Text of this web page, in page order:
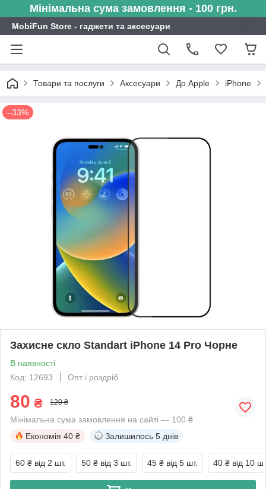
Мінімальна сума замовлення - 100 грн.
MobiFun Store - гаджети та аксесуари
Товари та послуги Аксесуари До Apple iPhone
–33%
Захисне скло Standart iPhone 14 Pro Чорне
В наявності
Код: 12693
Опт і роздріб
80 ₴ 120 ₴
Мінімальна сума замовлення на сайті — 100 ₴
Економія 40 ₴ Залишилось 5 днів
60 ₴ від 2 шт. 50 ₴ від 3 шт. 45 ₴ від 5 шт. 40 ₴ від 10